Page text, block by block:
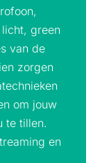
green
van de
zorgen
om jouw
te tillen.
en